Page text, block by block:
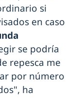
si
en caso
se podría
repesca me
por número
ha